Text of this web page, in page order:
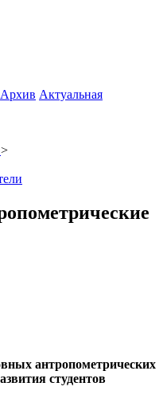
Архив Актуальная
>
антропометрических
студентов